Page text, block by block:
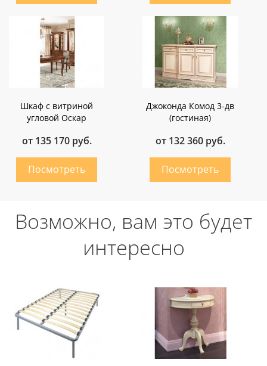
Шкаф с витриной
угловой Оскар
от 135 170 руб.
Джоконда Комод 3-дв
(гостиная)
от 132 360 руб.
Возможно, вам это будет
интересно